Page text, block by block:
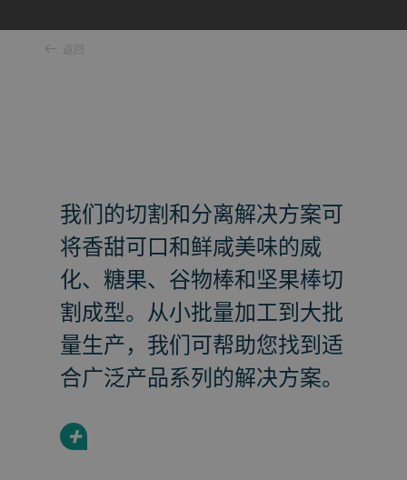
返回
我们的切割和分离解决方案可
将香甜可口和鲜咸美味的威
化、糖果、谷物棒和坚果棒切
割成型。从小批量加工到大批
量生产，我们可帮助您找到适
合广泛产品系列的解决方案。
+